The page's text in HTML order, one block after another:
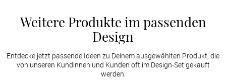
Weitere Produkte im passenden
Design
Entdecke jetzt passende Ideen zu Deinem ausgewählten Produkt, die
von unseren Kundinnen und Kunden oft im Design-Set gekauft
werden.